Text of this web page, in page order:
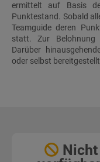
ermittelt auf Basis
Punktestand. Sobald
Teamguide deren
statt. Zur Belohnung
Darüber
oder selbst
Nicht